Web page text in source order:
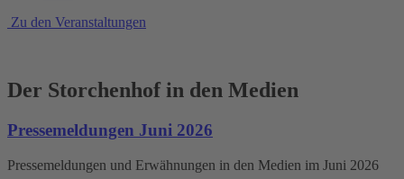
Zu den Veranstaltungen
Der Storchenhof in den Medien
Pressemeldungen Juni 2026
Pressemeldungen und Erwähnungen in den Medien im Juni 2026